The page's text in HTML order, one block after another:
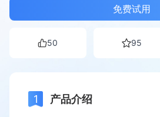
免费试用
50 95
产品介绍